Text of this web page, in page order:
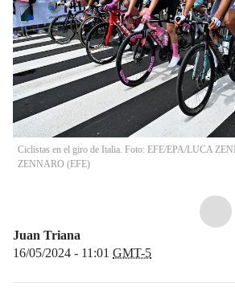
Ciclistas en el giro de Italia. Foto: EFE/EPA/LUCA
ZENNARO (EFE)
Juan Triana
16/05/2024 - 11:01 GMT-5